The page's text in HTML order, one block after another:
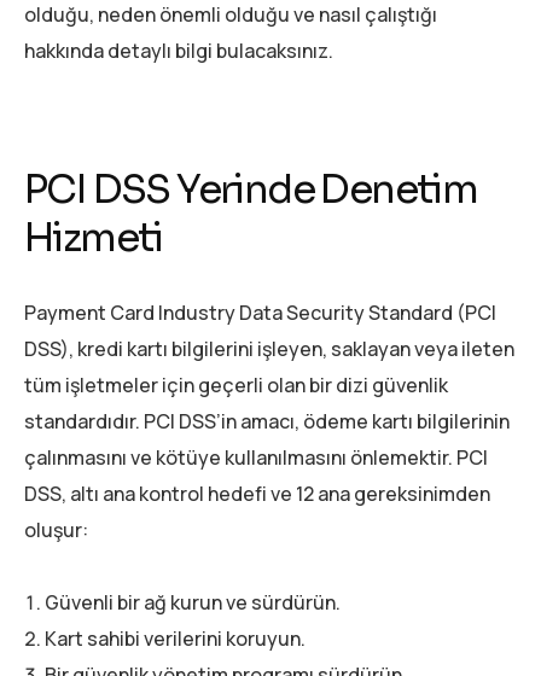
olduğu, neden önemli olduğu ve nasıl çalıştığı
hakkında detaylı bilgi bulacaksınız.
PCI DSS Yerinde Denetim
Hizmeti
Payment Card Industry Data Security Standard (PCI
DSS), kredi kartı bilgilerini işleyen, saklayan veya ileten
tüm işletmeler için geçerli olan bir dizi güvenlik
standardıdır. PCI DSS’in amacı, ödeme kartı bilgilerinin
çalınmasını ve kötüye kullanılmasını önlemektir. PCI
DSS, altı ana kontrol hedefi ve 12 ana gereksinimden
oluşur:
Güvenli bir ağ kurun ve sürdürün.
Kart sahibi verilerini koruyun.